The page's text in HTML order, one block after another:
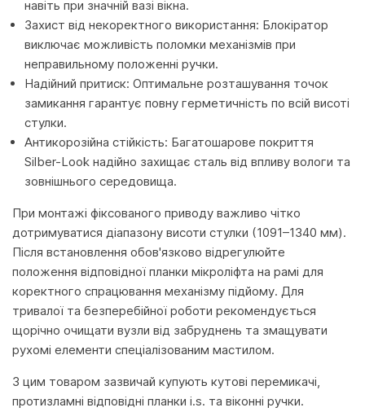
навіть при значній вазі вікна.
Захист від некоректного використання: Блокіратор
виключає можливість поломки механізмів при
неправильному положенні ручки.
Надійний притиск: Оптимальне розташування точок
замикання гарантує повну герметичність по всій висоті
стулки.
Антикорозійна стійкість: Багатошарове покриття
Silber-Look надійно захищає сталь від впливу вологи та
зовнішнього середовища.
При монтажі фіксованого приводу важливо чітко
дотримуватися діапазону висоти стулки (1091–1340 мм).
Після встановлення обов'язково відрегулюйте
положення відповідної планки мікроліфта на рамі для
коректного спрацювання механізму підйому. Для
тривалої та безперебійної роботи рекомендується
щорічно очищати вузли від забруднень та змащувати
рухомі елементи спеціалізованим мастилом.
З цим товаром зазвичай купують кутові перемикачі,
протизламні відповідні планки i.s. та віконні ручки.